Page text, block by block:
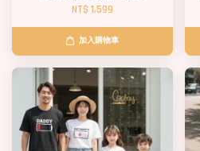
NT$ 1,599
加入購物車